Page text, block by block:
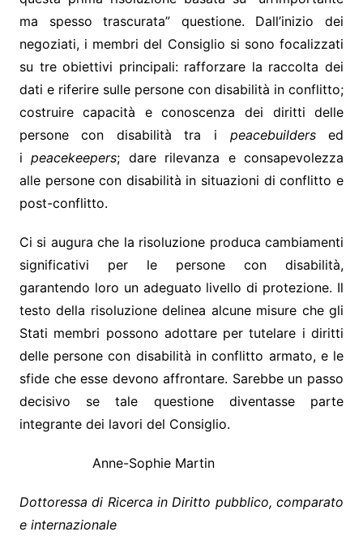
ma spesso trascurata” questione. Dall’inizio dei
negoziati, i membri del Consiglio si sono focalizzati
su tre obiettivi principali: rafforzare la raccolta dei
dati e riferire sulle persone con disabilità in conflitto;
costruire capacità e conoscenza dei diritti delle
persone con disabilità tra i peacebuildersed
ipeacekeepers; dare rilevanza e consapevolezza
alle persone con disabilità in situazioni di conflitto e
post-conflitto.
Ci si augura che la risoluzione produca cambiamenti
significativi per le persone con disabilità,
garantendo loro un adeguato livello di protezione. Il
testo della risoluzione delinea alcune misure che gli
Stati membri possono adottare per tutelare i diritti
delle persone con disabilità in conflitto armato, e le
sfide che esse devono affrontare. Sarebbe un passo
decisivo se tale questione diventasse parte
integrante dei lavori del Consiglio.
Anne-Sophie Martin
Dottoressa di Ricerca in Diritto pubblico, comparato
e internazionale